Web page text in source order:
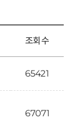
조회수
65421
67071